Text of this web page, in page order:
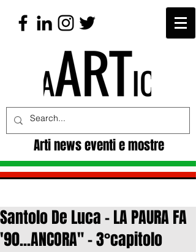
Arti news eventi e mostre
Santolo De Luca - LA PAURA FA
'90...ANCORA" - 3°capitolo